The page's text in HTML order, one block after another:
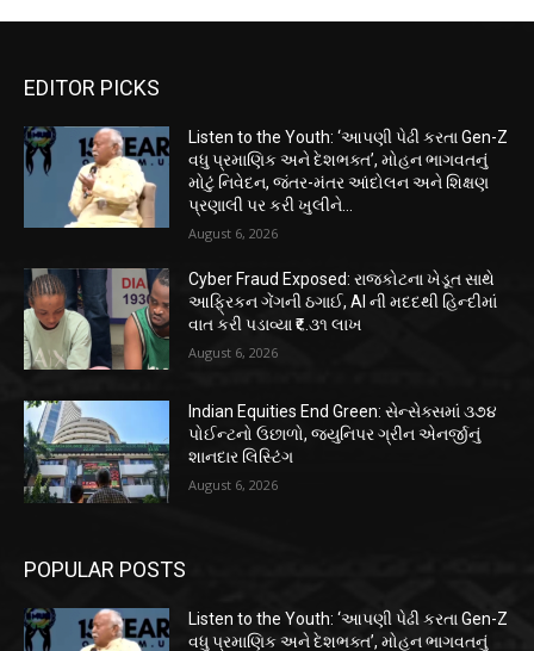
EDITOR PICKS
Listen to the Youth: ‘આપણી પેઢી કરતા Gen-Z
વધુ પ્રમાણિક અને દેશભક્ત’, મોહન ભાગવતનું
મોટું નિવેદન, જંતર-મંતર આંદોલન અને શિક્ષણ
પ્રણાલી પર કરી ખુલીને...
August 6, 2026
Cyber Fraud Exposed: રાજકોટના ખેડૂત સાથે
આફ્રિકન ગેંગની ઠગાઈ, AI ની મદદથી હિન્દીમાં
વાત કરી પડાવ્યા ₹૬.૩૧ લાખ
August 6, 2026
Indian Equities End Green: સેન્સેક્સમાં ૩૭૪
પોઈન્ટનો ઉછાળો, જ્યુનિપર ગ્રીન એનર્જીનું
શાનદાર લિસ્ટિંગ
August 6, 2026
POPULAR POSTS
Listen to the Youth: ‘આપણી પેઢી કરતા Gen-Z
વધુ પ્રમાણિક અને દેશભક્ત’, મોહન ભાગવતનું